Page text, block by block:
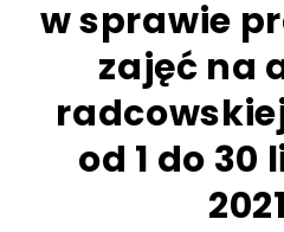
w sprawie
zajęć na
od 1 do